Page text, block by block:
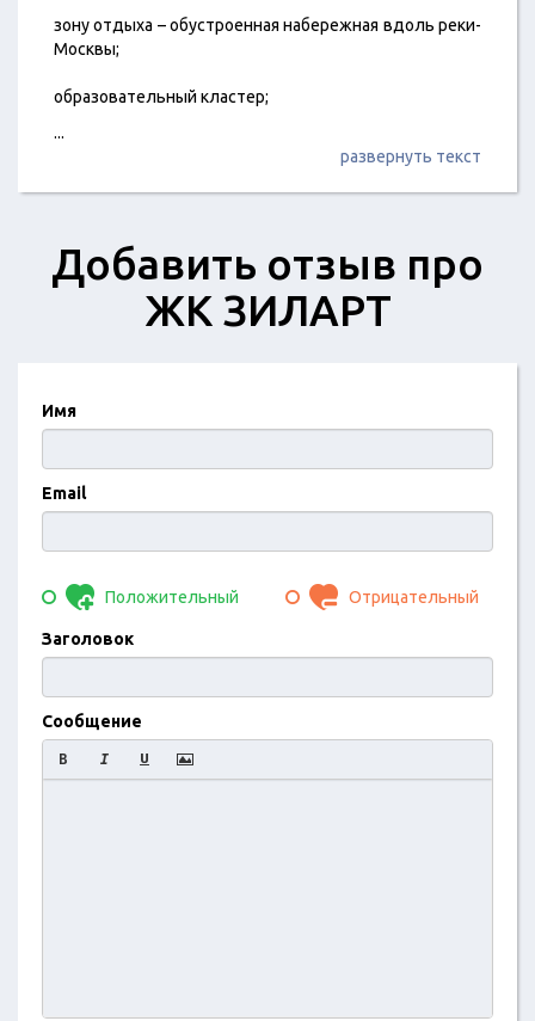
зону отдыха – обустроенная набережная вдоль реки-
Москвы;
образовательный кластер;
...
развернуть текст
Добавить отзыв про
ЖК ЗИЛАРТ
Имя
Email
Положительный Отрицательный
Заголовок
Сообщение